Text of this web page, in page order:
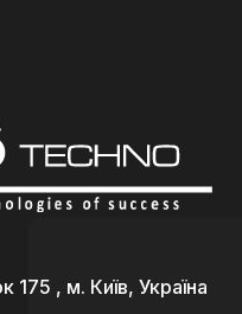
175 , м. Київ, Україна